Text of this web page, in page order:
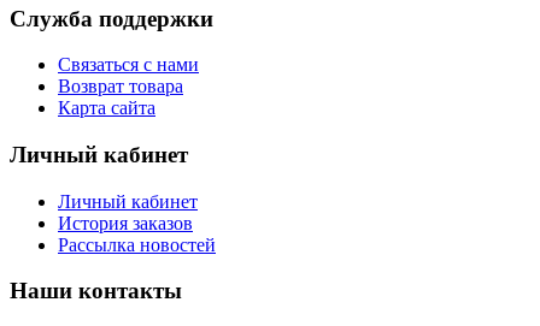
Служба поддержки
Связаться с нами
Возврат товара
Карта сайта
Личный кабинет
Личный кабинет
История заказов
Рассылка новостей
Наши контакты